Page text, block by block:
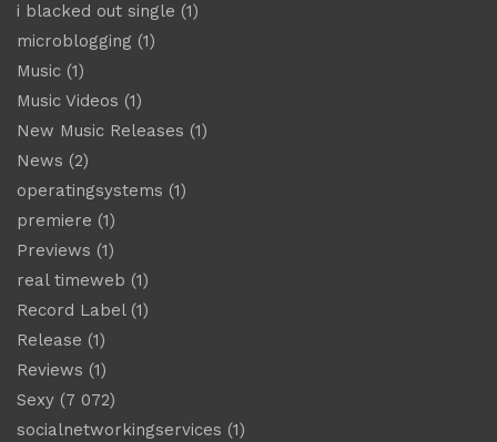
i blacked out single (1)
microblogging (1)
Music (1)
Music Videos (1)
New Music Releases (1)
News (2)
operatingsystems (1)
premiere (1)
Previews (1)
real timeweb (1)
Record Label(1)
Release (1)
Reviews (1)
Sexy (7 072)
socialnetworkingservices (1)